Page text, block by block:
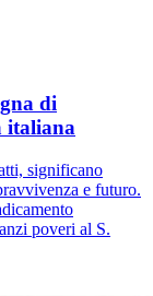
di
italiana
significano
e futuro.
poveri al S.